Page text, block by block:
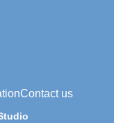
Contact us